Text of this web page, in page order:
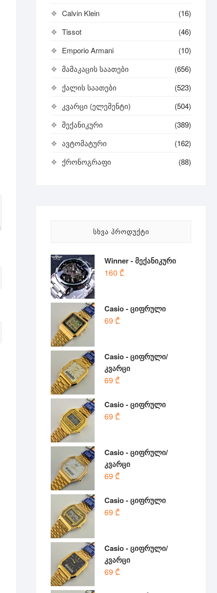
Calvin Klein
(16)
Tissot
(46)
Emporio Armani
(10)
მამაკაცის საათები
(656)
ქალის საათები
(523)
კვარცი (ელემენტი)
(504)
მექანიკური
(389)
ავტომატური
(162)
ქრონოგრაფი
(88)
ᲡᲮᲕᲐ ᲞᲠᲝᲓᲣᲥᲢᲘ
Winner - მექანიკური
160 ₾
Casio - ციფრული
69 ₾
Casio - ციფრული/
კვარცი
69 ₾
Casio - ციფრული
69 ₾
Casio - ციფრული/
კვარცი
69 ₾
Casio - ციფრული
69 ₾
Casio - ციფრული/
კვარცი
69 ₾